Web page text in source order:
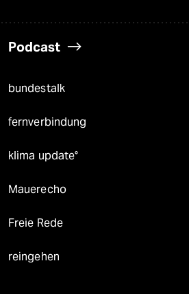
Podcast
bundestalk
fernverbindung
klima update°
Mauerecho
Freie Rede
reingehen